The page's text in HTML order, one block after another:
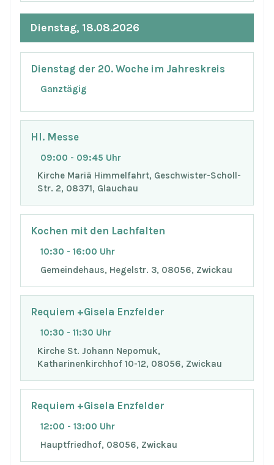
Dienstag, 18.08.2026
Dienstag der 20. Woche im Jahreskreis
Ganztägig
Hl. Messe
09:00 - 09:45 Uhr
Kirche Mariä Himmelfahrt, Geschwister-Scholl-
Str. 2, 08371, Glauchau
Kochen mit den Lachfalten
10:30 - 16:00 Uhr
Gemeindehaus, Hegelstr. 3, 08056, Zwickau
Requiem +Gisela Enzfelder
10:30 - 11:30 Uhr
Kirche St. Johann Nepomuk,
Katharinenkirchhof 10-12, 08056, Zwickau
Requiem +Gisela Enzfelder
12:00 - 13:00 Uhr
Hauptfriedhof, 08056, Zwickau